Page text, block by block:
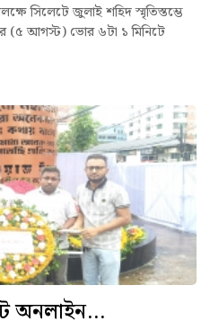
সিলেটে জুলাই শহিদ স্মৃতিস্তম্ভে
(৫ আগস্ট) ভোর ৬টা ১ মিনিটে
অনলাইন...